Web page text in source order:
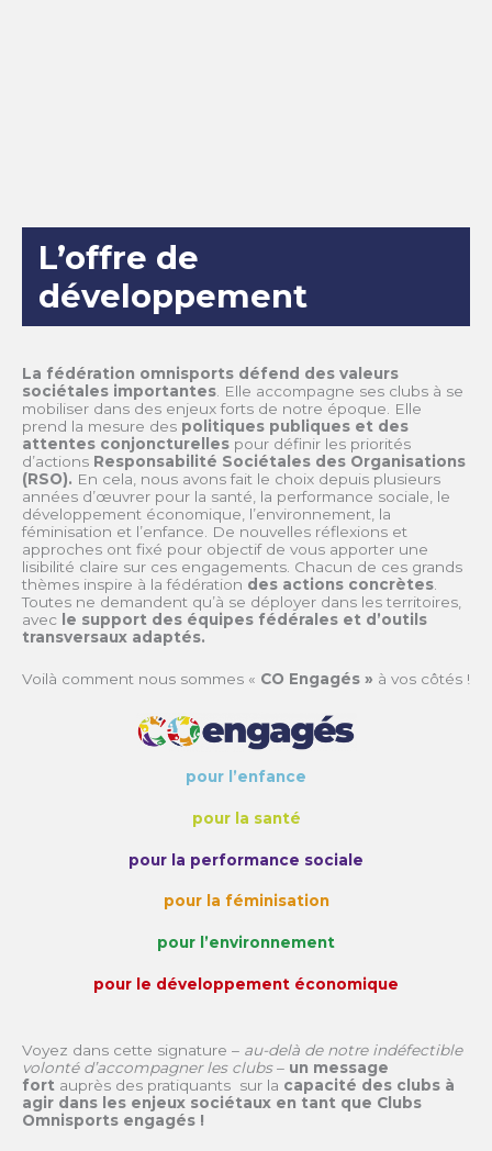
L’offre de
développement
La fédération omnisports défend des valeurs
sociétales importantes. Elle accompagne ses clubs à se
mobiliser dans des enjeux forts de notre époque. Elle
prend la mesure des politiques publiques et des
attentes conjoncturelles pour définir les priorités
d’actions Responsabilité Sociétales des Organisations
(RSO). En cela, nous avons fait le choix depuis plusieurs
années d’œuvrer pour la santé, la performance sociale, le
développement économique, l’environnement, la
féminisation et l’enfance. De nouvelles réflexions et
approches ont fixé pour objectif de vous apporter une
lisibilité claire sur ces engagements. Chacun de ces grands
thèmes inspire à la fédération des actions concrètes.
Toutes ne demandent qu’à se déployer dans les territoires,
avec le support des équipes fédérales et d’outils
transversaux adaptés.
Voilà comment nous sommes « CO Engagés » à vos côtés !
pour l’enfance
pour la santé
pour la performance sociale
pour la féminisation
pour l’environnement
pour le développement économique
Voyez dans cette signature – au-delà de notre indéfectible
volonté d’accompagner les clubs– un message
fort auprès des pratiquants sur la capacité des clubs à
agir dans les enjeux sociétaux en tant que Clubs
Omnisports engagés !